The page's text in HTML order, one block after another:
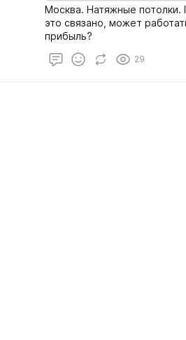
Москва. Натяжные потолки.
это связано, может
прибыль?
29